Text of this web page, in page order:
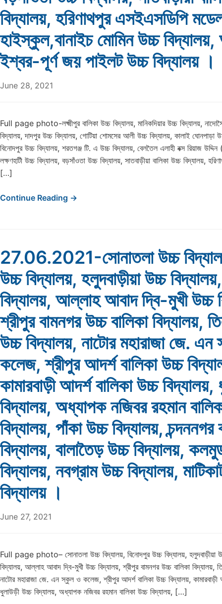
বিদ্যালয়, হরিণাথপুর এসইএসডিপি
হাইস্কুল,বানাইচ মোমিন উচ্চ বিদ্যালয়,
ইশ্বর-পূর্ণ জয় পাইলট উচ্চ বিদ্যালয় ।
June 28, 2021
Full page photo-লক্ষ্মীপুর বালিকা উচ্চ বিদ্যালয়, মানিকদিয়ার উচ্চ বিদ্যালয়,
বিদ্যালয়, দাদপুর উচ্চ বিদ্যালয়, গোটিয়া শোমসের আলী উচ্চ বিদ্যালয়, কালাই ঘোনপাড়া
বিনোদপুর উচ্চ বিদ্যালয়, শরতগঞ্জ টি. এ উচ্চ বিদ্যালয়, বেলতৈল এলাহী বক্স রিয়াজ
লক্ষণহাটী উচ্চ বিদ্যালয়, বড়সাঁওতা উচ্চ বিদ্যালয়, সাতবাড়ীয়া বালিকা উচ্চ বিদ্যালয়,
[…]
Continue Reading →
27.06.2021-সোনাতলা উচ্চ
উচ্চ বিদ্যালয়, হলুদবাড়ীয়া উচ্চ
বিদ্যালয়, আল্লাহ আবাদ দ্বি-মুখী উচ্চ
শ্রীপুর বামনগর উচ্চ বালিকা বিদ্যালয়,
উচ্চ বিদ্যালয়, নাটোর মহারাজা জে.
কলেজ, শ্রীপুর আদর্শ বালিকা উচ্চ
কামারবাড়ী আদর্শ বালিকা উচ্চ
বিদ্যালয়, অধ্যাপক নজিবর রহমান
বিদ্যালয়, পাঁকা উচ্চ বিদ্যালয়, চন্দননগর
বিদ্যালয়, বালাতৈড় উচ্চ বিদ্যালয়,
বিদ্যালয়, নবগ্রাম উচ্চ বিদ্যালয়,
বিদ্যালয় ।
June 27, 2021
Full page photo– সোনাতলা উচ্চ বিদ্যালয়, বিনোদপুর উচ্চ বিদ্যালয়, হলুদবাড়ীয়া
বিদ্যালয়, আল্লাহ আবাদ দ্বি-মুখী উচ্চ বিদ্যালয়, শ্রীপুর বামনগর উচ্চ বালিকা বিদ্যালয়,
নাটোর মহারাজা জে. এন স্কুল ও কলেজ, শ্রীপুর আদর্শ বালিকা উচ্চ বিদ্যালয়, কামারবাড়ী
ধুলাউড়ী উচ্চ বিদ্যালয়, অধ্যাপক নজিবর রহমান বালিকা উচ্চ বিদ্যালয়, […]